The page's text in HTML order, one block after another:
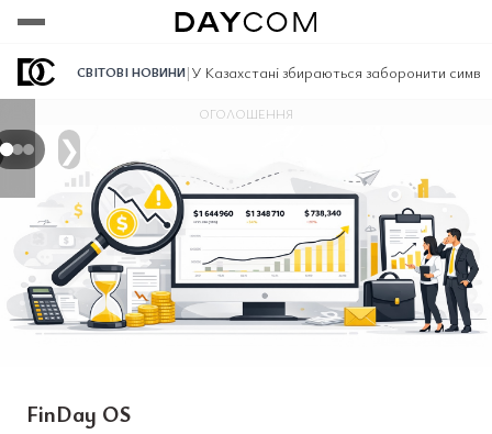
СВІТОВІ НОВИНИ|У Казахстані збираються заборонити
❯
ОГОЛОШЕННЯ
FinDay OS